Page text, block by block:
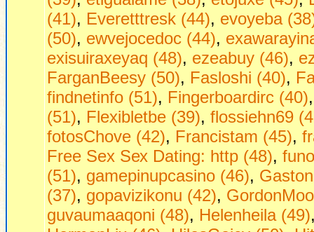
(41), Everetttresk (44), evoyeba
(50), ewvejocedoc (44),
exisuiraxeyaq (48), ezeabuy (46),
FarganBeesy (50), Fasloshi (40),
findnetinfo (51), Fingerboardirc (40)
(51), Flexibletbe (39), flossiehn69
fotosChove (42), Francistam (45),
Frее Seх Sех Dаting: http (48),
(51), gamepinupcasino (46),
(37), gopavizikonu (42),
guvaumaaqoni (48), Helenheila (49)